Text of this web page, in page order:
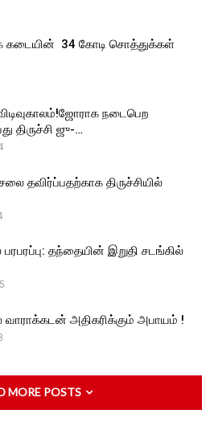
கடையின் ₹ 34 கோடி சொத்துக்கள்
நடைபெற
திருச்சி ஜு-…
தவிர்ப்பதற்காக திருச்சியில்
பரபரப்பு: தந்தையின் இறுதி சடங்கில்
வாராக்கடன் அதிகரிக்கும் அபாயம் !
MORE POSTS